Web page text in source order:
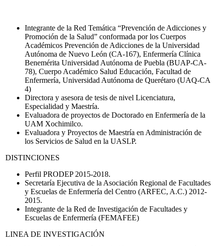
Integrante de la Red Temática “Prevención de Adicciones y
Promoción de la Salud” conformada por los Cuerpos
Académicos Prevención de Adicciones de la Universidad
Autónoma de Nuevo León (CA-167), Enfermería Clínica
Benemérita Universidad Autónoma de Puebla (BUAP-CA-
78), Cuerpo Académico Salud Educación, Facultad de
Enfermería, Universidad Autónoma de Querétaro (UAQ-CA
4)
Directora y asesora de tesis de nivel Licenciatura,
Especialidad y Maestría.
Evaluadora de proyectos de Doctorado en Enfermería de la
UAM Xochimilco.
Evaluadora y Proyectos de Maestría en Administración de
los Servicios de Salud en la UASLP.
DISTINCIONES
Perfil PRODEP 2015-2018.
Secretaría Ejecutiva de la Asociación Regional de Facultades
y Escuelas de Enfermería del Centro (ARFEC, A.C.) 2012-
2015.
Integrante de la Red de Investigación de Facultades y
Escuelas de Enfermería (FEMAFEE)
LINEA DE INVESTIGACIÓN